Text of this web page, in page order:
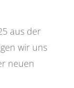
aus der
wir uns
neuen